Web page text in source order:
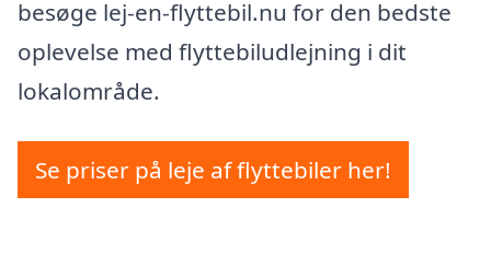
besøge lej-en-flyttebil.nu for den bedste
oplevelse med flyttebiludlejning i dit
lokalområde.
Se priser på leje af flyttebiler her!